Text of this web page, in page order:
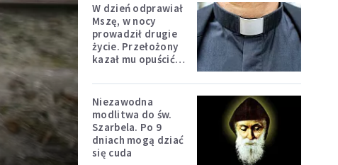
W dzień odprawiał
Mszę, w nocy
prowadził drugie
życie. Przełożony
kazał mu opuścić
Niezawodna
modlitwa do św.
Szarbela. Po 9
dniach mogą dziać
się cuda